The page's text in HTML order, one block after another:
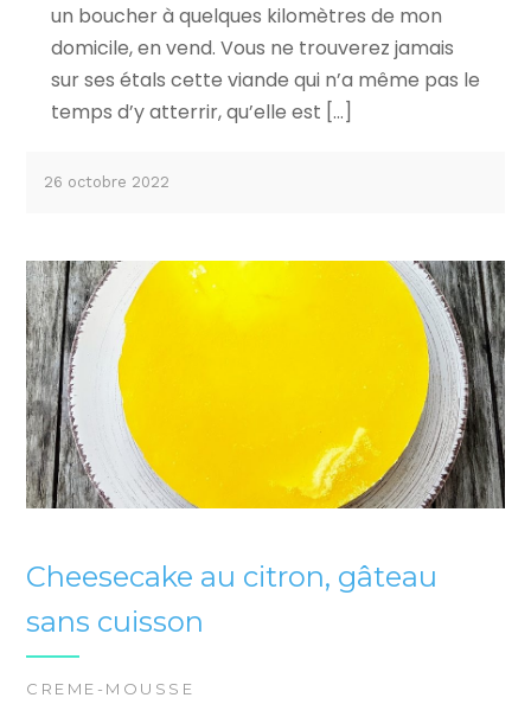
un boucher à quelques kilomètres de mon
domicile, en vend. Vous ne trouverez jamais
sur ses étals cette viande qui n’a même pas le
temps d’y atterrir, qu’elle est […]
26 octobre 2022
Cheesecake au citron, gâteau
sans cuisson
CREME-MOUSSE